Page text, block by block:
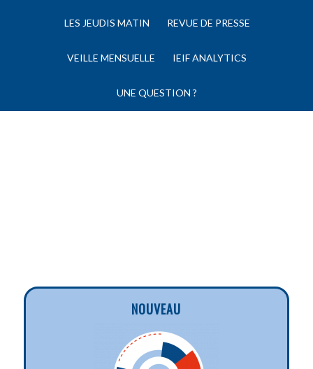
LES JEUDIS MATIN REVUE DE PRESSE
VEILLE MENSUELLE IEIF ANALYTICS
UNE QUESTION ?
NOUVEAU